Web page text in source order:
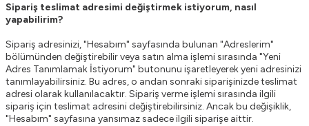
Sipariş teslimat adresimi değiştirmek istiyorum, nasıl
yapabilirim?
Sipariş adresinizi, "Hesabım" sayfasında bulunan "Adreslerim"
bölümünden değiştirebilir veya satın alma işlemi sırasında "Yeni
Adres Tanımlamak İstiyorum" butonunu işaretleyerek yeni adresinizi
tanımlayabilirsiniz. Bu adres, o andan sonraki siparişinizde teslimat
adresi olarak kullanılacaktır. Sipariş verme işlemi sırasında ilgili
sipariş için teslimat adresini değiştirebilirsiniz. Ancak bu değişiklik,
"Hesabım" sayfasına yansımaz sadece ilgili siparişe aittir.